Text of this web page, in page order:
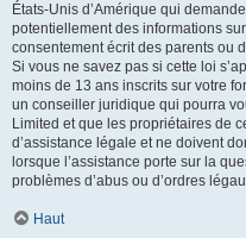
États-Unis d’Amérique qui
potentiellement des informations
consentement écrit des parents ou
Si vous ne savez pas si cette loi
moins de 13 ans inscrits sur votre
un conseiller juridique qui pourra
Limited et que les propriétaires de
d’assistance légale et ne doivent
lorsque l’assistance porte sur la
problèmes d’abus ou d’ordres
Haut